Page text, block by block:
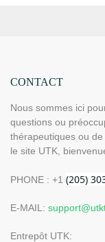
CONTACT
Nous sommes ici
questions ou
thérapeutiques ou
le site UTK,
PHONE : +1
E-MAIL:
Entrepôt UTK: